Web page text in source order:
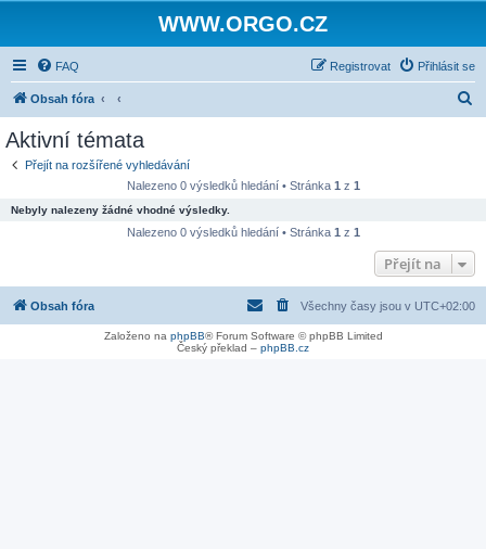
WWW.ORGO.CZ
FAQ Přihlásit se
Registrovat
Obsah fóra
Aktivní témata
Přejít na rozšířené vyhledávání
Nalezeno 0 výsledků hledání • Stránka 1 z 1
Nebyly nalezeny žádné vhodné výsledky.
Nalezeno 0 výsledků hledání • Stránka 1 z 1
Přejít na
Obsah fóra Všechny časy jsou v UTC+02:00
Založeno na phpBB® Forum Software © phpBB Limited
Český překlad – phpBB.cz